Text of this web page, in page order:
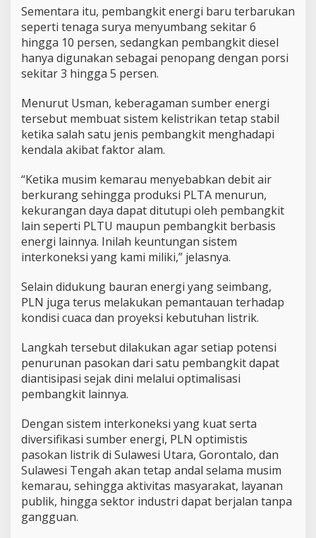
Sementara itu, pembangkit energi baru terbarukan
seperti tenaga surya menyumbang sekitar 6
hingga 10 persen, sedangkan pembangkit diesel
hanya digunakan sebagai penopang dengan porsi
sekitar 3 hingga 5 persen.
Menurut Usman, keberagaman sumber energi
tersebut membuat sistem kelistrikan tetap stabil
ketika salah satu jenis pembangkit menghadapi
kendala akibat faktor alam.
“Ketika musim kemarau menyebabkan debit air
berkurang sehingga produksi PLTA menurun,
kekurangan daya dapat ditutupi oleh pembangkit
lain seperti PLTU maupun pembangkit berbasis
energi lainnya. Inilah keuntungan sistem
interkoneksi yang kami miliki,” jelasnya.
Selain didukung bauran energi yang seimbang,
PLN juga terus melakukan pemantauan terhadap
kondisi cuaca dan proyeksi kebutuhan listrik.
Langkah tersebut dilakukan agar setiap potensi
penurunan pasokan dari satu pembangkit dapat
diantisipasi sejak dini melalui optimalisasi
pembangkit lainnya.
Dengan sistem interkoneksi yang kuat serta
diversifikasi sumber energi, PLN optimistis
pasokan listrik di Sulawesi Utara, Gorontalo, dan
Sulawesi Tengah akan tetap andal selama musim
kemarau, sehingga aktivitas masyarakat, layanan
publik, hingga sektor industri dapat berjalan tanpa
gangguan.